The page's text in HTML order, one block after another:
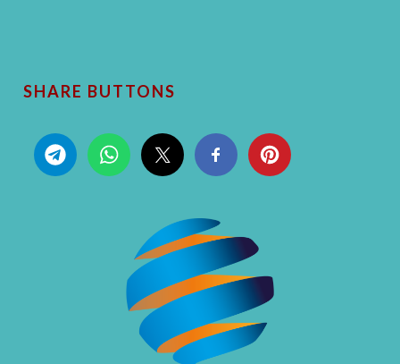
SHARE BUTTONS